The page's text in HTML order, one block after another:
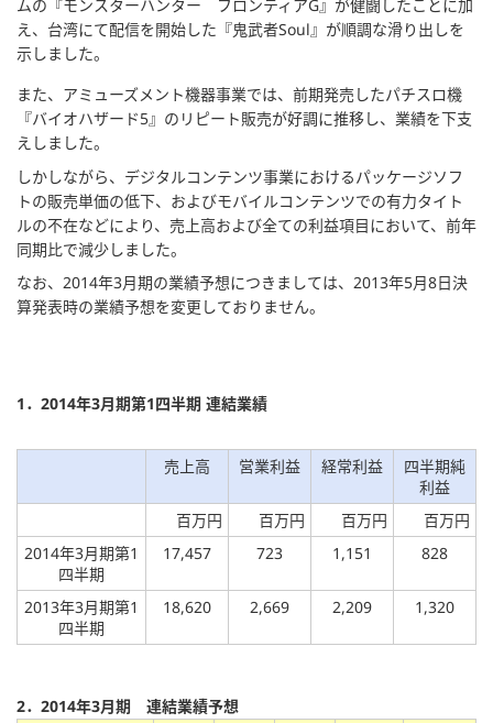
ムの『モンスターハンター フロンティアG』が健闘したことに加
え、台湾にて配信を開始した『鬼武者Soul』が順調な滑り出しを
示しました。
また、アミューズメント機器事業では、前期発売したパチスロ機
『バイオハザード5』のリピート販売が好調に推移し、業績を下支
えしました。
しかしながら、デジタルコンテンツ事業におけるパッケージソフ
トの販売単価の低下、およびモバイルコンテンツでの有力タイト
ルの不在などにより、売上高および全ての利益項目において、前年
同期比で減少しました。
なお、2014年3月期の業績予想につきましては、2013年5月8日決
算発表時の業績予想を変更しておりません。
1．2014年3月期第1四半期 連結業績
売上高 営業利益 経常利益
四半期純
利益
百万円
百万円 百万円
百万円
2014年3月期第1
四半期
17,457 723 1,151 828
2013年3月期第1
四半期
18,620 2,669 2,209 1,320
2．2014年3月期 連結業績予想